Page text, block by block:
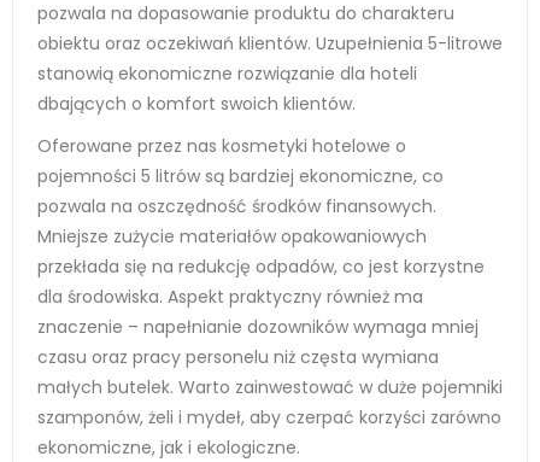
pozwala na dopasowanie produktu do charakteru
obiektu oraz oczekiwań klientów. Uzupełnienia 5-litrowe
stanowią ekonomiczne rozwiązanie dla hoteli
dbających o komfort swoich klientów.
Oferowane przez nas kosmetyki hotelowe o
pojemności 5 litrów są bardziej ekonomiczne, co
pozwala na oszczędność środków finansowych.
Mniejsze zużycie materiałów opakowaniowych
przekłada się na redukcję odpadów, co jest korzystne
dla środowiska. Aspekt praktyczny również ma
znaczenie – napełnianie dozowników wymaga mniej
czasu oraz pracy personelu niż częsta wymiana
małych butelek. Warto zainwestować w duże pojemniki
szamponów, żeli i mydeł, aby czerpać korzyści zarówno
ekonomiczne, jak i ekologiczne.